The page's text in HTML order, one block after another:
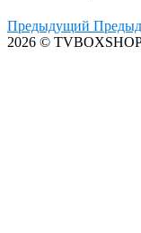
Предыдущий
2026 ©